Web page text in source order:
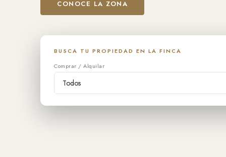
CONOCE LA ZONA
BUSCA TU PROPIEDAD EN LA FINCA
Comprar / Alquilar